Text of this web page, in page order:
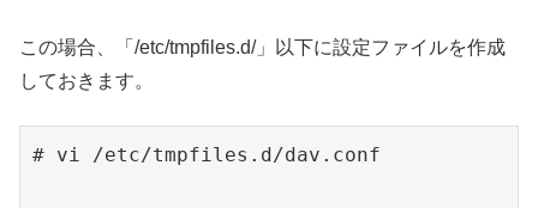
この場合、「/etc/tmpfiles.d/」以下に設定ファイルを作成
しておきます。
# vi /etc/tmpfiles.d/dav.conf